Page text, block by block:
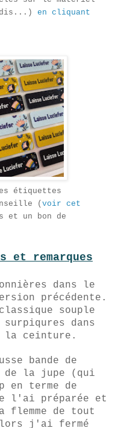
en cliquant
étiquettes
(voir cet
et un bon de
et remarques
dans le
précédente.
souple
dans
la ceinture.
bande de
de la jupe (qui
en terme de
l'ai préparée et
de tout
j'ai fermé